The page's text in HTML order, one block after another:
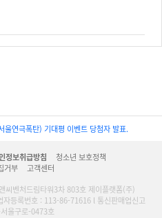
연극폭탄) 기대평 이벤트 당첨자 발표.
정보취급방침
청소년 보호정책
거부
고객센터
씨벤처드림타워3차 803호 제이플랫폼(주)
등록번호 : 113-86-71616 l 통신판매업신고
울구로-0473호